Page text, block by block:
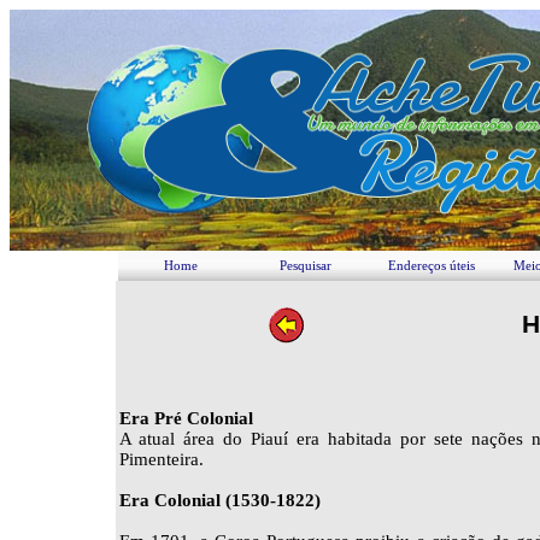
Home Pesquisar Endereços úteis
Era Pré Colonial
A atual área do Piauí era habitada por sete nações
Pimenteira.
Era Colonial (1530-1822)